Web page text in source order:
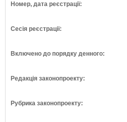
Номер, дата реєстрації:
Сесія реєстрації:
Включено до порядку денного:
Редакція законопроекту:
Рубрика законопроекту: